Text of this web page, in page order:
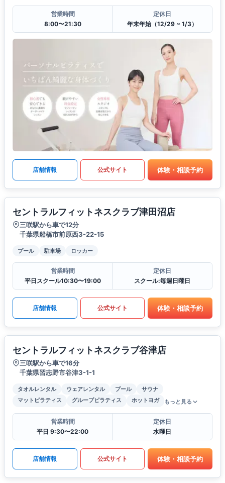
営業時間
8:00〜21:30
定休日
年末年始（12/29 ~ 1/3）
店舗情報 公式サイト 体験・相談予約
セントラルフィットネスクラブ津田沼店
三咲駅から車で12分
千葉県船橋市前原西3-22-15
プール 駐車場 ロッカー
営業時間
平日スクール10:30〜19:00
定休日
スクール:毎週日曜日
店舗情報 公式サイト 体験・相談予約
セントラルフィットネスクラブ谷津店
三咲駅から車で16分
千葉県習志野市谷津3-1-1
タオルレンタル ウェアレンタル プール
サウナ
マットピラティス
グループピラティス ホットヨガ もっと見る
営業時間
平日 9:30〜22:00
定休日
水曜日
店舗情報 公式サイト 体験・相談予約